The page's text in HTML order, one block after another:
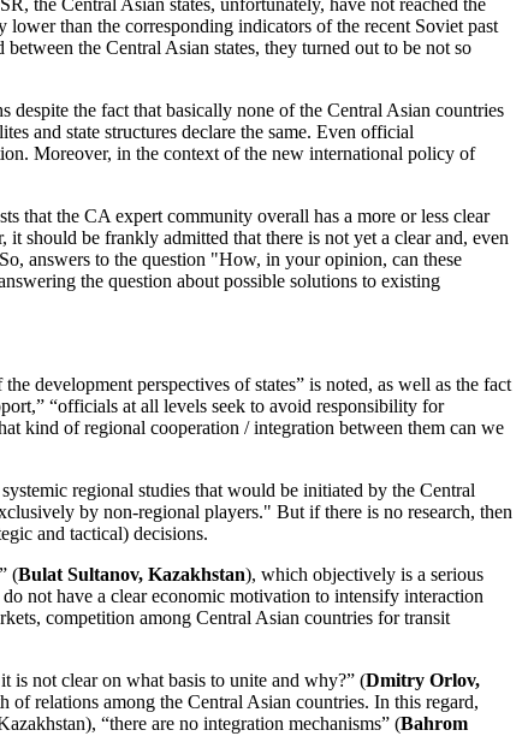
the Central Asian states, unfortunately, have not reached the
than the corresponding indicators of the recent Soviet past
the Central Asian states, they turned out to be not so
the fact that basically none of the Central Asian countries
and state structures declare the same. Even official
Moreover, in the context of the new international policy of
that the CA expert community overall has a more or less clear
should be frankly admitted that there is not yet a clear and, even
answers to the question "How, in your opinion, can these
the question about possible solutions to existing
development perspectives of states” is noted, as well as the fact
“officials at all levels seek to avoid responsibility for
kind of regional cooperation / integration between them can we
regional studies that would be initiated by the Central
by non-regional players." But if there is no research, then
and tactical) decisions.
(Bulat Sultanov, Kazakhstan), which objectively is a serious
not have a clear economic motivation to intensify interaction
competition among Central Asian countries for transit
is not clear on what basis to unite and why?” (Dmitry Orlov,
of relations among the Central Asian countries. In this regard,
“there are no integration mechanisms” (Bahrom